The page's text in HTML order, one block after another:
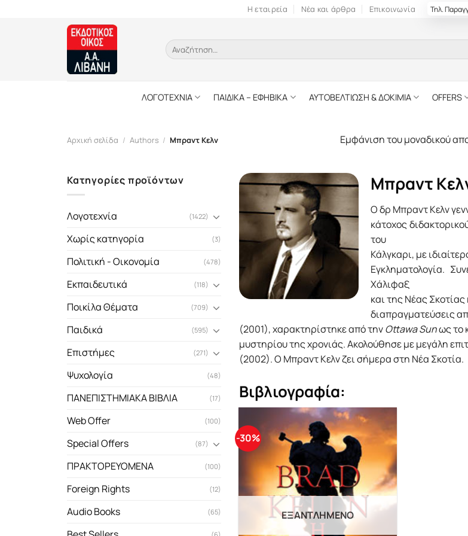
Η εταιρεία Νέα και άρθρα Επικοινωνία Τηλ.
Αναζήτηση
για:
ΛΟΓΟΤΕΧΝΙΑ ΠΑΙΔΙΚΑ – ΕΦΗΒΙΚΑ ΑΥΤΟΒΕΛΤΙΩΣΗ & ΔΟΚΙΜΙΑ OFFERS
Αρχική σελίδα / Authors / Μπραντ Κελν Εμφάνιση του μοναδικού
Κατηγορίες προϊόντων
Λογοτεχνία (1422)
Χωρίς κατηγορία (3)
Πολιτική - Οικονομία (478)
Εκπαιδευτικά (118)
Ποικίλα Θέματα (709)
Παιδικά (595)
Επιστήμες (271)
Ψυχολογία (48)
ΠΑΝΕΠΙΣΤΗΜΙΑΚΑ ΒΙΒΛΙΑ (17)
Web Offer (100)
Special Offers (87)
ΠΡΑΚΤΟΡΕΥΟΜΕΝΑ (100)
Foreign Rights (12)
Audio Books (65)
Μπραντ
Ο δρ Μπραντ Κελν
κάτοχος
του
Κάλγκαρι, με
Εγκληματολογία.
Χάλιφαξ
και της Νέας
διαπραγματεύσεις
(2001), χαρακτηρίστηκε από τηνOttawa Sunως το
μυστηρίου της χρονιάς. Ακολούθησε με μεγάλη
(2002). Ο Μπραντ Κελν ζει σήμερα στη Νέα Σκοτία.
Βιβλιογραφία:
-30%
ΕΞΑΝΤΛΗΜΈΝΟ